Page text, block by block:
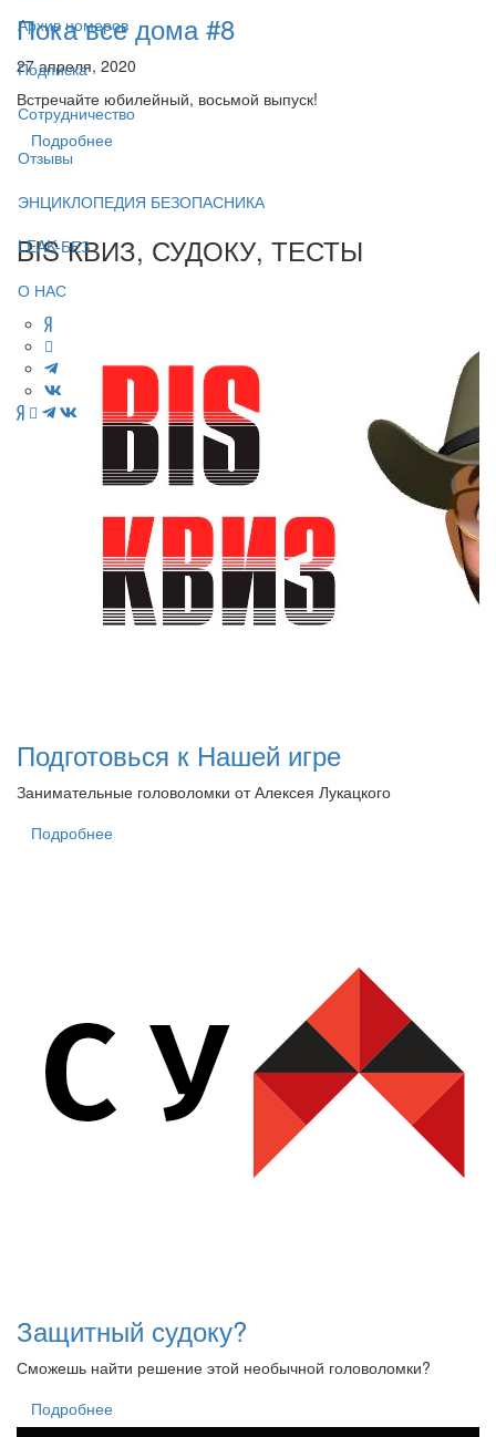
Архив номеров
Подписка
Сотрудничество
Отзывы
ЭНЦИКЛОПЕДИЯ БЕЗОПАСНИКА
LEAK-БЕЗ
О НАС
Пока все дома #8
27 апреля, 2020
Встречайте юбилейный, восьмой выпуск!
Подробнее
BIS КВИЗ, СУДОКУ, ТЕСТЫ
Подготовься к Нашей игре
Занимательные головоломки от Алексея Лукацкого
Подробнее
Защитный судоку?
Сможешь найти решение этой необычной головоломки?
Подробнее